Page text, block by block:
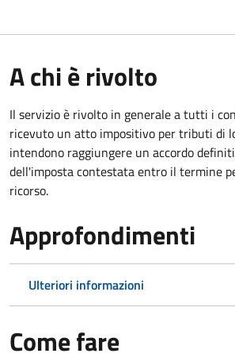
A chi è rivolto
Il servizioè rivolto in generale a tutti i
ricevuto un atto impositivo per tributi di
intendono raggiungere un accordo
dell'imposta contestata entro il termine
ricorso.
Approfondimenti
Ulteriori informazioni
Come fare